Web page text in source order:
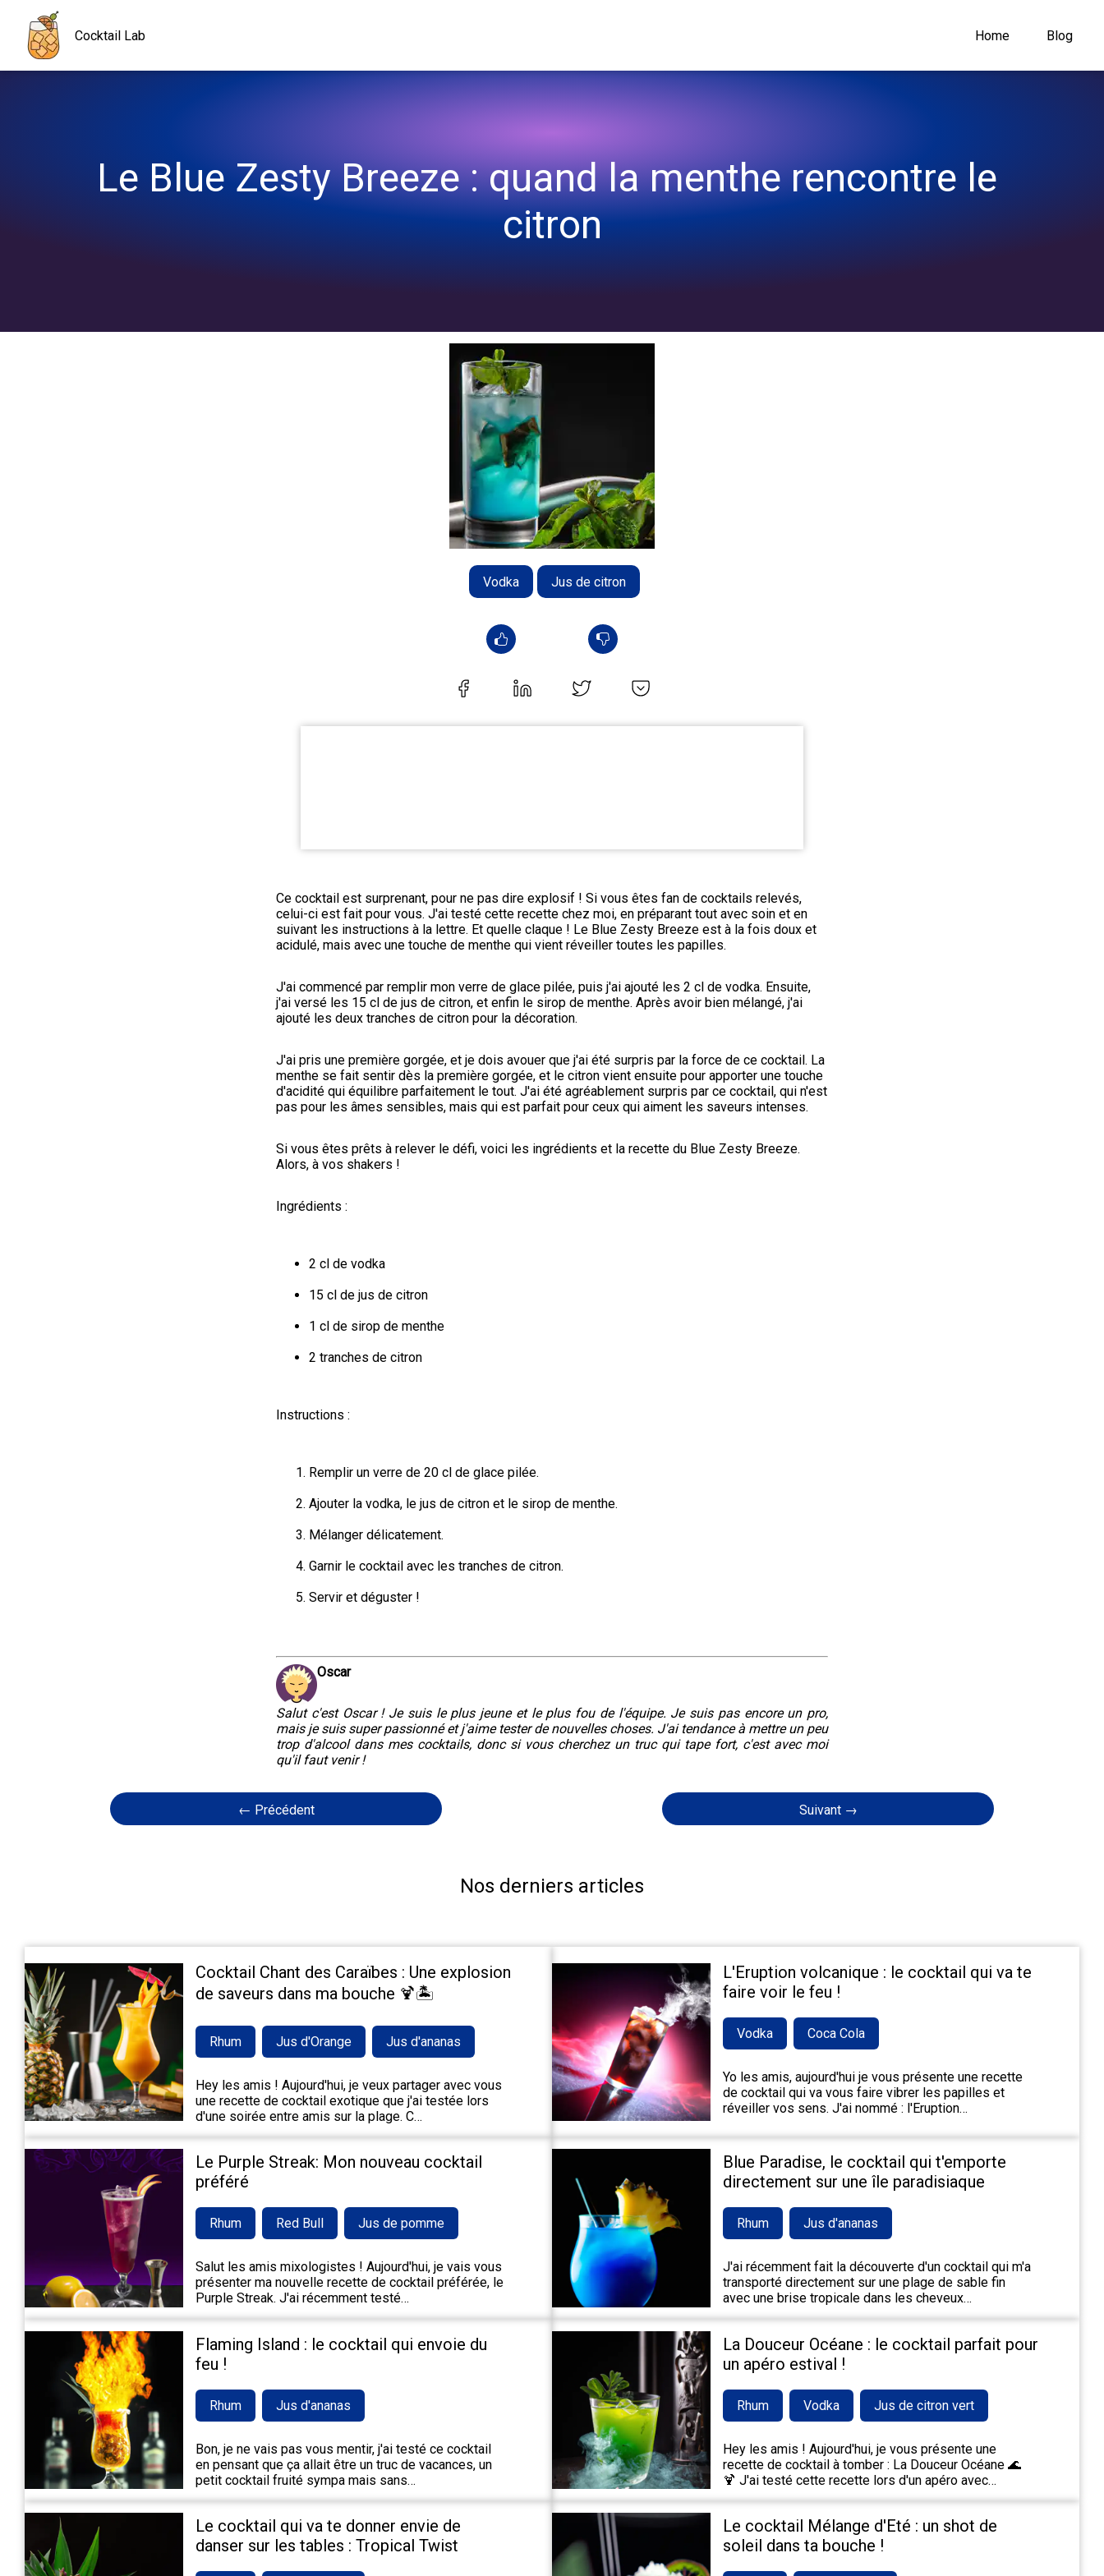
Cocktail Lab Home Blog
Le Blue Zesty Breeze : quand la menthe rencontre le
citron
Vodka Jus de citron
Ce cocktail est surprenant, pour ne pas dire explosif ! Si vous êtes fan de cocktails relevés,
celui-ci est fait pour vous. J'ai testé cette recette chez moi, en préparant tout avec soin et en
suivant les instructions à la lettre. Et quelle claque ! Le Blue Zesty Breeze est à la fois doux et
acidulé, mais avec une touche de menthe qui vient réveiller toutes les papilles.
J'ai commencé par remplir mon verre de glace pilée, puis j'ai ajouté les 2 cl de vodka. Ensuite,
j'ai versé les 15 cl de jus de citron, et enfin le sirop de menthe. Après avoir bien mélangé, j'ai
ajouté les deux tranches de citron pour la décoration.
J'ai pris une première gorgée, et je dois avouer que j'ai été surpris par la force de ce cocktail. La
menthe se fait sentir dès la première gorgée, et le citron vient ensuite pour apporter une touche
d'acidité qui équilibre parfaitement le tout. J'ai été agréablement surpris par ce cocktail, qui n'est
pas pour les âmes sensibles, mais qui est parfait pour ceux qui aiment les saveurs intenses.
Si vous êtes prêts à relever le défi, voici les ingrédients et la recette du Blue Zesty Breeze.
Alors, à vos shakers !
Ingrédients :
2 cl de vodka
15 cl de jus de citron
1 cl de sirop de menthe
2 tranches de citron
Instructions :
Remplir un verre de 20 cl de glace pilée.
Ajouter la vodka, le jus de citron et le sirop de menthe.
Mélanger délicatement.
Garnir le cocktail avec les tranches de citron.
Servir et déguster !
Oscar
Salut c'est Oscar ! Je suis le plus jeune et le plus fou de l'équipe. Je suis pas encore un pro,
mais je suis super passionné et j'aime tester de nouvelles choses. J'ai tendance à mettre un peu
trop d'alcool dans mes cocktails, donc si vous cherchez un truc qui tape fort, c'est avec moi
qu'il faut venir !
← Précédent Suivant →
Nos derniers articles
Cocktail Chant des Caraïbes : Une explosion
de saveurs dans ma bouche 🍹🏝️
Rhum Jus d'Orange Jus d'ananas
Hey les amis ! Aujourd'hui, je veux partager avec vous
une recette de cocktail exotique que j'ai testée lors
d'une soirée entre amis sur la plage. C…
L'Eruption volcanique : le cocktail qui va te
faire voir le feu !
Vodka Coca Cola
Yo les amis, aujourd'hui je vous présente une recette
de cocktail qui va vous faire vibrer les papilles et
réveiller vos sens. J'ai nommé : l'Eruption…
Le Purple Streak: Mon nouveau cocktail
préféré
Rhum Red Bull Jus de pomme
Salut les amis mixologistes ! Aujourd'hui, je vais vous
présenter ma nouvelle recette de cocktail préférée, le
Purple Streak. J'ai récemment testé…
Blue Paradise, le cocktail qui t'emporte
directement sur une île paradisiaque
Rhum Jus d'ananas
J'ai récemment fait la découverte d'un cocktail qui m'a
transporté directement sur une plage de sable fin
avec une brise tropicale dans les cheveux…
Flaming Island : le cocktail qui envoie du
feu !
Rhum Jus d'ananas
Bon, je ne vais pas vous mentir, j'ai testé ce cocktail
en pensant que ça allait être un truc de vacances, un
petit cocktail fruité sympa mais sans…
La Douceur Océane : le cocktail parfait pour
un apéro estival !
Rhum Vodka Jus de citron vert
Hey les amis ! Aujourd'hui, je vous présente une
recette de cocktail à tomber : La Douceur Océane 🌊
🍹 J'ai testé cette recette lors d'un apéro avec…
Le cocktail qui va te donner envie de
danser sur les tables : Tropical Twist
Le cocktail Mélange d'Eté : un shot de
soleil dans ta bouche !
Navigated to Le Blue Zesty Breeze : quand la menthe rencontre le citron